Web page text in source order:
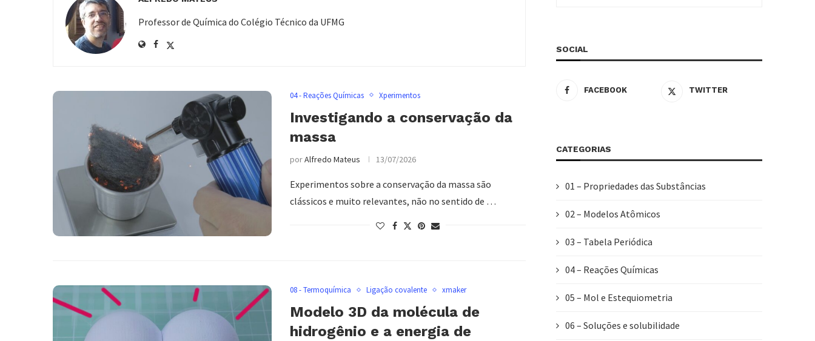
Professor de Química do Colégio Técnico da UFMG
04 - Reações Químicas Xperimentos
Investigando a conservação da
massa
porAlfredo Mateus 13/07/2026
Experimentos sobre a conservação da massa são
clássicos e muito relevantes, não no sentido de …
08 - Termoquímica Ligação covalente xmaker
Modelo 3D da molécula de
hidrogênio e a energia de
SOCIAL
FACEBOOK TWITTER
CATEGORIAS
01 – Propriedades das Substâncias
02 – Modelos Atômicos
03 – Tabela Periódica
04 – Reações Químicas
05 – Mol e Estequiometria
06 – Soluções e solubilidade